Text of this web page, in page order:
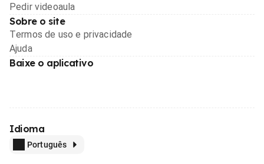
Pedir videoaula
Sobre o site
Termos de uso e privacidade
Ajuda
Baixe o aplicativo
Idioma
Português